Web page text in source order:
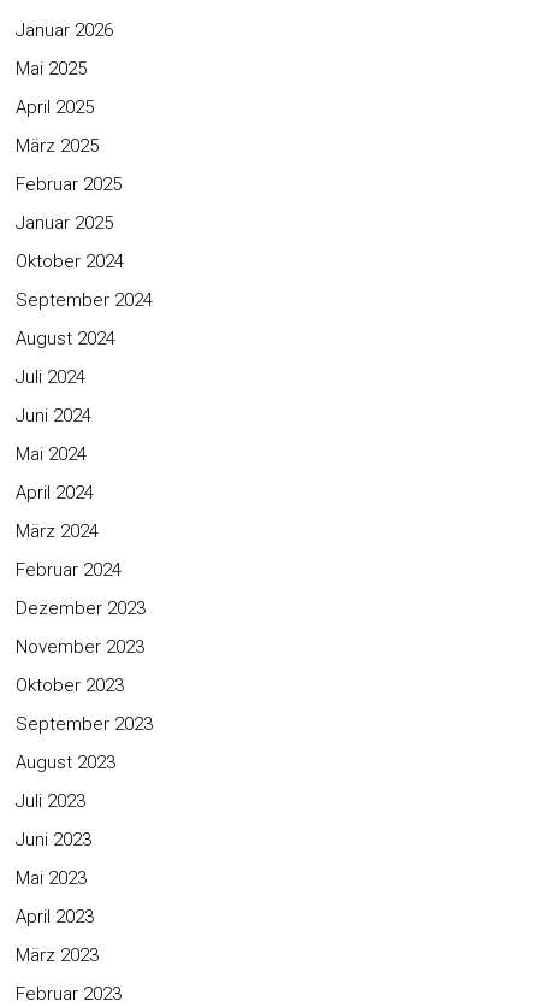
Januar 2026
Mai 2025
April 2025
März 2025
Februar 2025
Januar 2025
Oktober 2024
September 2024
August 2024
Juli 2024
Juni 2024
Mai 2024
April 2024
März 2024
Februar 2024
Dezember 2023
November 2023
Oktober 2023
September 2023
August 2023
Juli 2023
Juni 2023
Mai 2023
April 2023
März 2023
Februar 2023